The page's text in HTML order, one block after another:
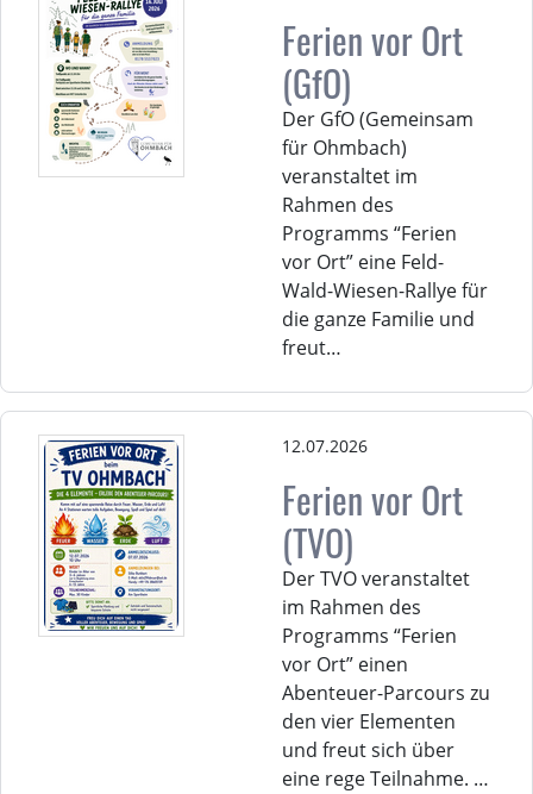
Ferien vor Ort
(GfO)
Der GfO (Gemeinsam
für Ohmbach)
veranstaltet im
Rahmen des
Programms “Ferien
vor Ort” eine Feld-
Wald-Wiesen-Rallye für
die ganze Familie und
freut…
12.07.2026
Ferien vor Ort
(TVO)
Der TVO veranstaltet
im Rahmen des
Programms “Ferien
vor Ort” einen
Abenteuer-Parcours zu
den vier Elementen
und freut sich über
eine rege Teilnahme. …